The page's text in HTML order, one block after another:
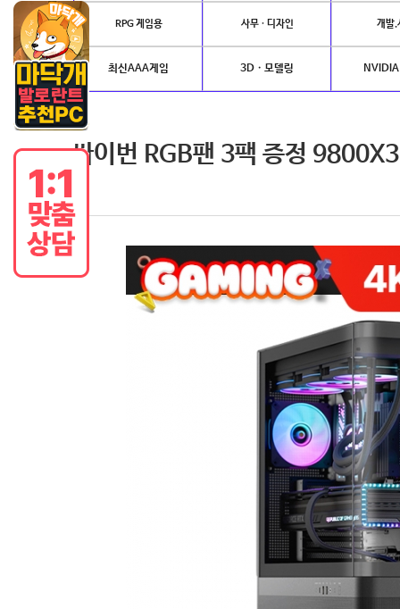
RPG 게임용 사무 · 디자인 개발.
최신AAA게임 3D · 모델링
싸이번 RGB팬 3팩 증정